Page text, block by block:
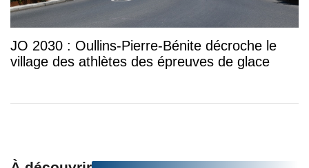
JO 2030 : Oullins-Pierre-Bénite décroche le
village des athlètes des épreuves de glace